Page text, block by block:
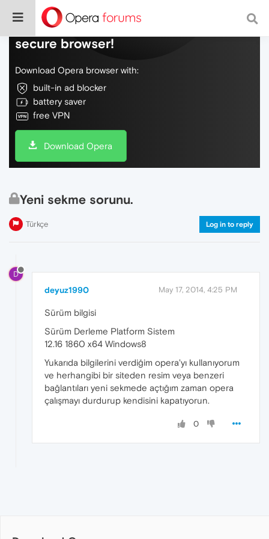
Do more on the web, with a fast and
secure browser!
Download Opera browser with:
built-in ad blocker
battery saver
free VPN
Download Opera
Yeni sekme sorunu.
Türkçe Log in to reply
D
deyuz1990 May 17, 2014, 4:25 PM
Sürüm bilgisi
Sürüm Derleme Platform Sistem
12.16 1860 x64 Windows8
Yukarıda bilgilerini verdiğim opera'yı kullanıyorum
ve herhangibi bir siteden resim veya benzeri
bağlantıları yeni sekmede açtığım zaman opera
çalışmayı durdurup kendisini kapatıyorun.
0